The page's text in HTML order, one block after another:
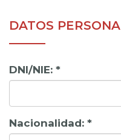
DATOS
DNI/NIE: *
Nacionalidad: *